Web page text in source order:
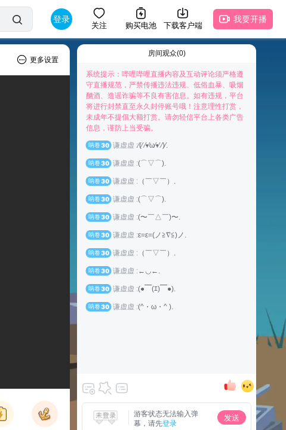
登录
关注 购买电池 下载客户端
我要开播
更多设置
房间观众(0)
快来抢占前排为主播打Call吧
系统提示：哔哩哔哩直播内容及互动评论须严格遵
守直播规范，严禁传播违法违规、低俗血暴、吸烟
酗酒、造谣诈骗等不良有害信息。如有违规，平台
将进行封禁直至永久封停账号哦！注意理性打赏，
未成年不提倡大额打赏。请勿轻信平台上各类广告
信息，谨防上当受骗。
呐卷30 谦虚虚 :⁄(⁄ ⁄•⁄ω⁄•⁄ ⁄)⁄.
呐卷30 谦虚虚 :(⌒▽⌒).
呐卷30 谦虚虚 : （￣▽￣）.
呐卷30 谦虚虚 :(⌒▽⌒).
呐卷30 谦虚虚 :(〜￣△￣)〜.
呐卷30 谦虚虚 :ε=ε=(ノ≧∇≦)ノ.
呐卷30 谦虚虚 : （￣▽￣）.
呐卷30 谦虚虚 : ←◡←.
呐卷30 谦虚虚 :(●￣(ｴ)￣●).
呐卷30 谦虚虚 :(^・ω・^ ).
游客状态无法输入弹
幕，请先登录
发送